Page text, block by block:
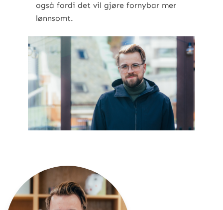
også fordi det vil gjøre fornybar mer
lønnsomt.